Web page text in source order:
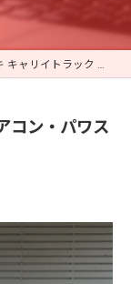
ラック ＫＣエアコン・パワステ 入庫しました！！
コン・パワス